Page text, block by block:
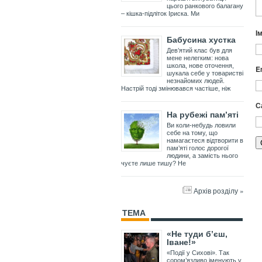
цього ранкового балагану
– кішка-підліток Іриска. Ми
Бабусина хустка
Дев’ятий клас був для
мене нелегким: нова
школа, нове оточення,
шукала себе у товаристві
незнайомих людей.
Настрій тоді змінювався частіше, ніж
На рубежі пам’яті
Ви коли-небудь ловили
себе на тому, що
намагаєтеся відтворити в
пам’яті голос дорогої
людини, а замість нього
чуєте лише тишу? Не
Архів розділу »
ТЕМА
«Не туди б’єш,
Іване!»
«Події у Сихові». Так
сором’язливо іменують у